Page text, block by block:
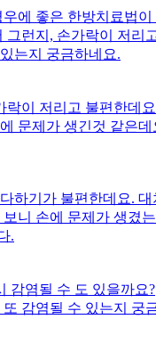
에 좋은 한방치료법이
그런지, 손가락이 저
는지 궁금하네요.
락이 저리고 불편한데
문제가 생긴것 같은
하기가 불편한데요.
니 손에 문제가 생겼
.
감염될 수 도 있을까요?
감염될 수 있는지